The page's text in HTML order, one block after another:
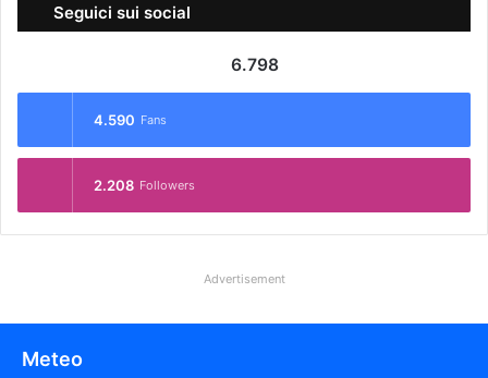
Seguici sui social
6.798
4.590 Fans
2.208 Followers
Advertisement
Meteo